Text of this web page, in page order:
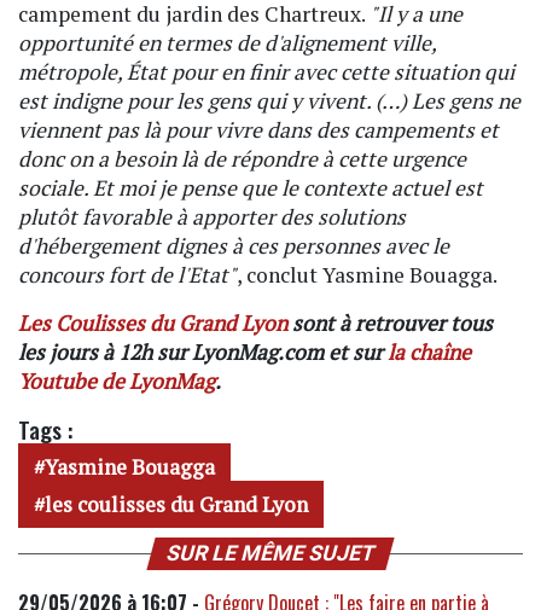
campement du jardin des Chartreux. "Il y a une
opportunité en termes de d'alignement ville,
métropole, État pour en finir avec cette situation qui
est indigne pour les gens qui y vivent. (…) Les gens ne
viennent pas là pour vivre dans des campements et
donc on a besoin là de répondre à cette urgence
sociale. Et moi je pense que le contexte actuel est
plutôt favorable à apporter des solutions
d'hébergement dignes à ces personnes avec le
concours fort de l'Etat", conclut Yasmine Bouagga.
Les Coulisses du Grand Lyonsont à retrouver tous
les jours à 12h sur LyonMag.com et surla chaîne
Youtube de LyonMag.
Tags :
Yasmine Bouagga
les coulisses du Grand Lyon
SUR LE MÊME SUJET
29/05/2026 à 16:07 - Grégory Doucet : "Les faire en partie à